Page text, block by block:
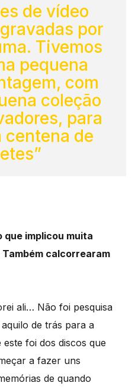
de vídeo
por
Tivemos
pequena
com
coleção
para
centena de
que implicou muita
calcorrearam
ali… Não foi pesquisa
de trás para a
foi dos discos que
a fazer uns
de quando